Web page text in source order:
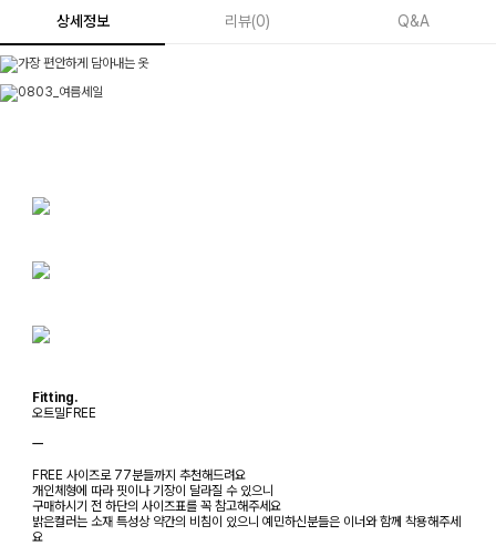
상세정보 리뷰(0) Q&A
Fitting.
오트밀FREE
ㅡ
FREE 사이즈로 77분들까지 추천해드려요
개인체형에 따라 핏이나 기장이 달라질 수 있으니
구매하시기 전 하단의 사이즈표를 꼭 참고해주세요
밝은컬러는 소재 특성상 약간의 비침이 있으니 예민하신분들은 이너와 함께 착용해주세
요